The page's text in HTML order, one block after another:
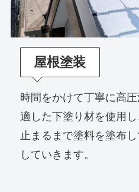
屋根塗装
時間をかけて丁寧に高
適した下塗り材を使用
止まるまで塗料を塗布
していきます。